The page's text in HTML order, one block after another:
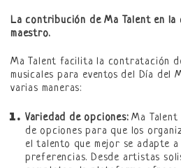
La contribución de Ma Talent en la
maestro.
Ma Talent facilita la contratación
musicales para eventos del Día del
varias maneras:
Variedad de opciones:Ma Talent
de opciones para que los
el talento que mejor se adapte a
preferencias. Desde artistas